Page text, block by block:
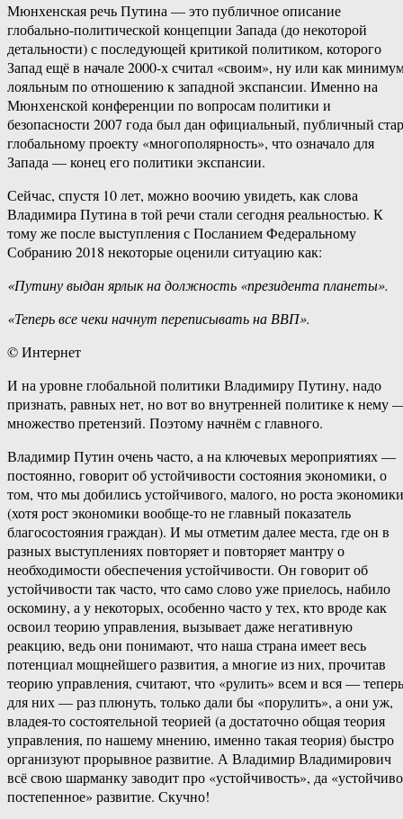
Мюнхенская речь Путина — это публичное описание
глобально-политической концепции Запада (до некоторой
детальности) с последующей критикой политиком, которого
Запад ещё в начале 2000-х считал «своим», ну или как
лояльным по отношению к западной экспансии. Именно на
Мюнхенской конференции по вопросам политики и
безопасности 2007 года был дан официальный, публичный
глобальному проекту «многополярность», что означало для
Запада — конец его политики экспансии.
Сейчас, спустя 10 лет, можно воочию увидеть, как слова
Владимира Путина в той речи стали сегодня реальностью. К
тому же после выступления с Посланием Федеральному
Собранию 2018 некоторые оценили ситуацию как:
«Путину выдан ярлык на должность «президента планеты».
«Теперь все чеки начнут переписывать на ВВП».
© Интернет
И на уровне глобальной политики Владимиру Путину, надо
признать, равных нет, но вот во внутренней политике к нему
множество претензий. Поэтому начнём с главного.
Владимир Путин очень часто, а на ключевых мероприятиях —
постоянно, говорит об устойчивости состояния экономики, о
том, что мы добились устойчивого, малого, но роста экономики
(хотя рост экономики вообще-то не главный показатель
благосостояния граждан). И мы отметим далее места, где он в
разных выступлениях повторяет и повторяет мантру о
необходимости обеспечения устойчивости. Он говорит об
устойчивости так часто, что само слово уже приелось, набило
оскомину, а у некоторых, особенно часто у тех, кто вроде как
освоил теорию управления, вызывает даже негативную
реакцию, ведь они понимают, что наша страна имеет весь
потенциал мощнейшего развития, а многие из них, прочитав
теорию управления, считают, что «рулить» всем и вся — теперь
для них — раз плюнуть, только дали бы «порулить», а они уж,
владея-то состоятельной теорией (а достаточно общая теория
управления, по нашему мнению, именно такая теория) быстро
организуют прорывное развитие. А Владимир Владимирович
всё свою шарманку заводит про «устойчивость», да
постепенное» развитие. Скучно!